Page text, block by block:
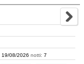
19/08/2026 notti: 7